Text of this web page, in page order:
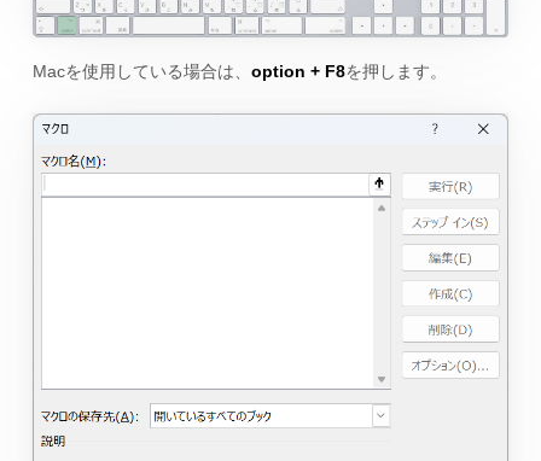
Macを使用している場合は、 option + F8を押します。